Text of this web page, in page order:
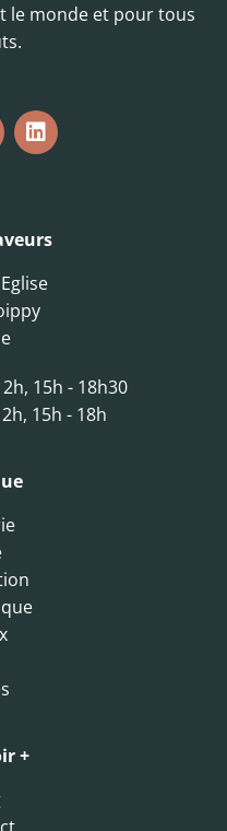
le monde et pour tous
15h - 18h30
15h - 18h
+